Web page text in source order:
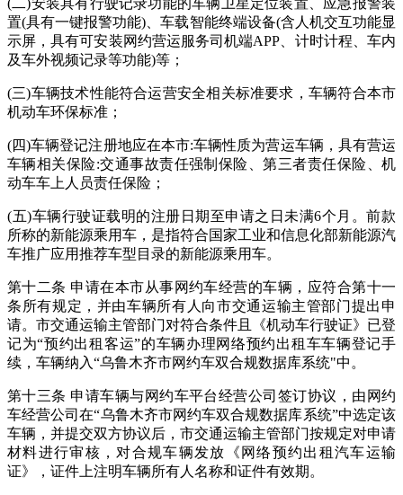
置(具有一键报警功能)、车载智能终端设备(含人机交互功能显
示屏，具有可安装网约营运服务司机端APP、计时计程、车内
及车外视频记录等功能)等；
(三)车辆技术性能符合运营安全相关标准要求，车辆符合本市
机动车环保标准；
(四)车辆登记注册地应在本市:车辆性质为营运车辆，具有营运
车辆相关保险:交通事故责任强制保险、第三者责任保险、机
动车车上人员责任保险；
(五)车辆行驶证载明的注册日期至申请之日未满6个月。前款
所称的新能源乘用车，是指符合国家工业和信息化部新能源汽
车推广应用推荐车型目录的新能源乘用车。
第十二条 申请在本市从事网约车经营的车辆，应符合第十一
条所有规定，并由车辆所有人向市交通运输主管部门提出申
请。市交通运输主管部门对符合条件且《机动车行驶证》已登
记为“预约出租客运”的车辆办理网络预约出租车车辆登记手
续，车辆纳入“乌鲁木齐市网约车双合规数据库系统"中。
第十三条 申请车辆与网约车平台经营公司签订协议，由网约
车经营公司在“乌鲁木齐市网约车双合规数据库系统”中选定该
车辆，并提交双方协议后，市交通运输主管部门按规定对申请
材料进行审核，对合规车辆发放《网络预约出租汽车运输
证》，证件上注明车辆所有人名称和证件有效期。